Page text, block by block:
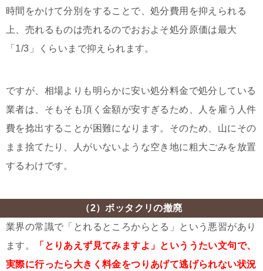
時間をかけて分別をすることで、処分費用を抑えられる
上、売れるものは売れるのでおおよそ処分原価は最大
「1/3」くらいまで抑えられます。
ですが、相場よりも明らかに安い処分料金で処分している
業者は、そもそも頂く金額が安すぎるため、人を雇う人件
費を捻出することが困難になります。そのため、山にその
まま捨てたり、人がいないような空き地に粗大ごみを放置
するわけです。
（2）ボッタクリの撤廃
業界の常識で「とれるところからとる」という悪習があり
ます。
「とりあえず見てみますよ」といううたい文句で、
実際に行ったら大きく料金をつりあげて逃げられない状況